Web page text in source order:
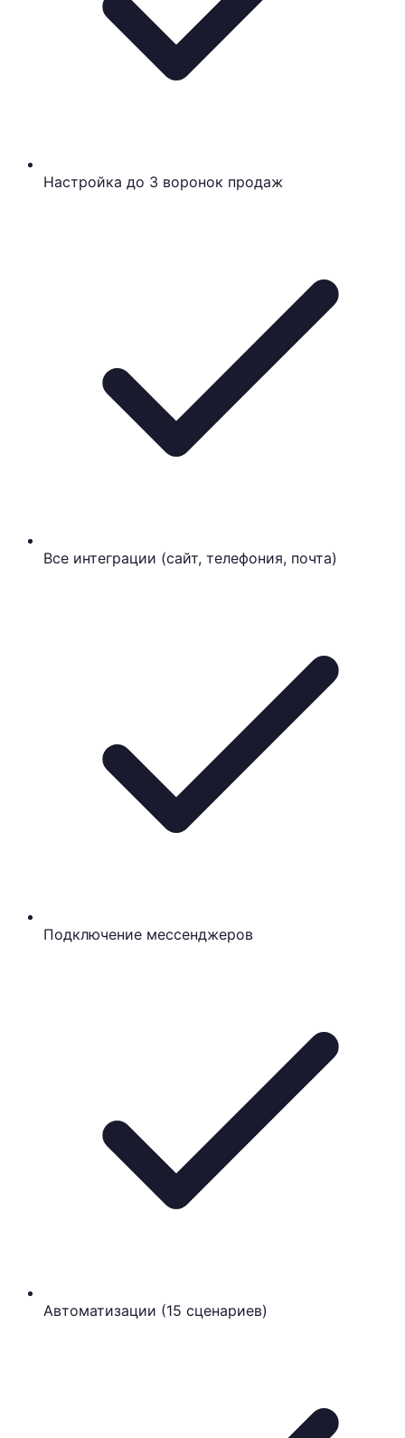
Настройка до 3 воронок продаж
Все интеграции (сайт, телефония, почта)
Подключение мессенджеров
Автоматизации (15 сценариев)